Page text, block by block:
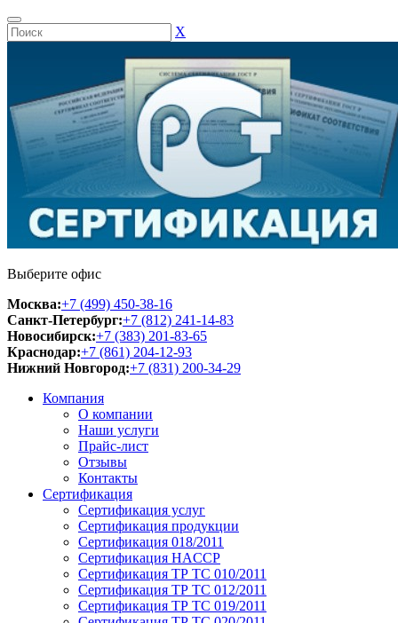
Х
Выберите офис
Москва:+7 (499) 450-38-16
Санкт-Петербург:+7 (812) 241-14-83
Новосибирск:+7 (383) 201-83-65
Краснодар:+7 (861) 204-12-93
Нижний Новгород:+7 (831) 200-34-29
Компания
О компании
Наши услуги
Прайс-лист
Отзывы
Контакты
Сертификация
Сертификация услуг
Сертификация продукции
Сертификация 018/2011
Сертификация HACCP
Сертификация ТР ТС 010/2011
Сертификация ТР ТС 012/2011
Сертификация ТР ТС 019/2011